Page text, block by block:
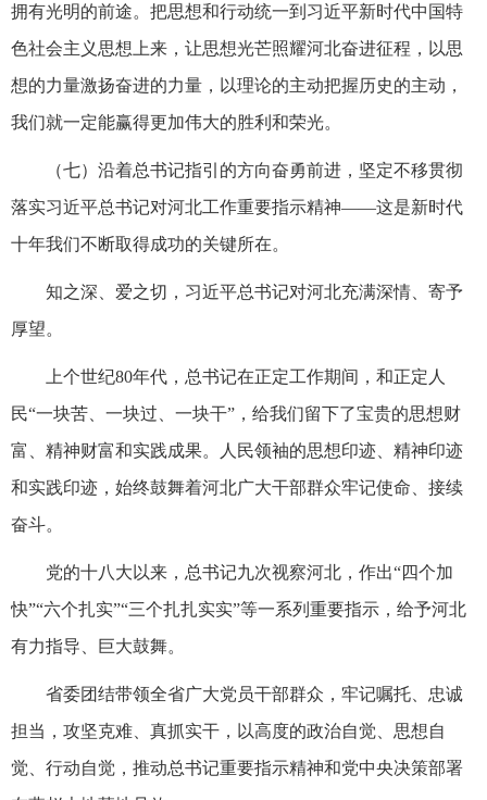
拥有光明的前途。把思想和行动统一到习近平新时代中国特
色社会主义思想上来，让思想光芒照耀河北奋进征程，以思
想的力量激扬奋进的力量，以理论的主动把握历史的主动，
我们就一定能赢得更加伟大的胜利和荣光。
（七）沿着总书记指引的方向奋勇前进，坚定不移贯彻
落实习近平总书记对河北工作重要指示精神——这是新时代
十年我们不断取得成功的关键所在。
知之深、爱之切，习近平总书记对河北充满深情、寄予
厚望。
上个世纪80年代，总书记在正定工作期间，和正定人
民“一块苦、一块过、一块干”，给我们留下了宝贵的思想财
富、精神财富和实践成果。人民领袖的思想印迹、精神印迹
和实践印迹，始终鼓舞着河北广大干部群众牢记使命、接续
奋斗。
党的十八大以来，总书记九次视察河北，作出“四个加
快”“六个扎实”“三个扎扎实实”等一系列重要指示，给予河北
有力指导、巨大鼓舞。
省委团结带领全省广大党员干部群众，牢记嘱托、忠诚
担当，攻坚克难、真抓实干，以高度的政治自觉、思想自
觉、行动自觉，推动总书记重要指示精神和党中央决策部署